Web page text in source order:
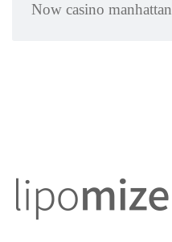
Now casino manhattan